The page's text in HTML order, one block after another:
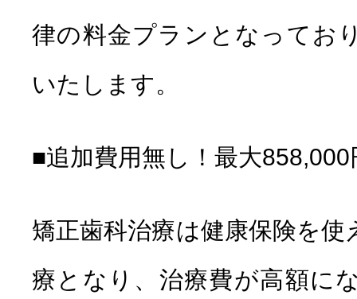
律の料金プランとなってお
いたします。
■追加費用無し！最大
矯正歯科治療は健康保険を
療となり、治療費が高額に